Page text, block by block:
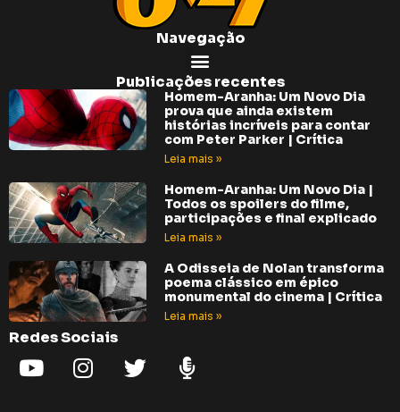
Navegação
Publicações recentes
Homem-Aranha: Um Novo Dia
prova que ainda existem
histórias incríveis para contar
com Peter Parker | Crítica
Leia mais »
Homem-Aranha: Um Novo Dia |
Todos os spoilers do filme,
participações e final explicado
Leia mais »
A Odisseia de Nolan transforma
poema clássico em épico
monumental do cinema | Crítica
Leia mais »
Redes Sociais